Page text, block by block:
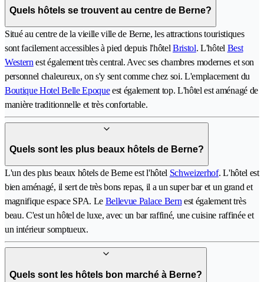
Quels hôtels se trouvent au centre de Berne?
Situé au centre de la vieille ville de Berne, les attractions touristiques
sont facilement accessibles à pied depuis l'hôtel Bristol. L'hôtel Best
Western est également très central. Avec ses chambres modernes et son
personnel chaleureux, on s'y sent comme chez soi. L'emplacement du
Boutique Hotel Belle Epoqueest également top. L'hôtel est aménagé de
manière traditionnelle et très confortable.
Quels sont les plus beaux hôtels de Berne?
L'un des plus beaux hôtels de Berne est l'hôtel Schweizerhof. L'hôtel est
bien aménagé, il sert de très bons repas, il a un super bar et un grand et
magnifique espace SPA. Le Bellevue Palace Bern est également très
beau. C'est un hôtel de luxe, avec un bar raffiné, une cuisine raffinée et
un intérieur somptueux.
Quels sont les hôtels bon marché à Berne?